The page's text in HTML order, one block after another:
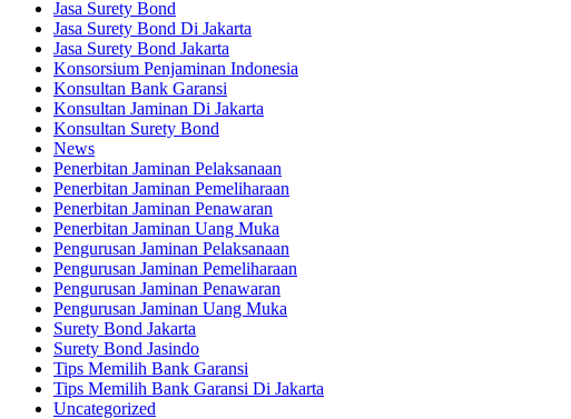
Jasa Surety Bond
Jasa Surety Bond Di Jakarta
Jasa Surety Bond Jakarta
Konsorsium Penjaminan Indonesia
Konsultan Bank Garansi
Konsultan Jaminan Di Jakarta
Konsultan Surety Bond
News
Penerbitan Jaminan Pelaksanaan
Penerbitan Jaminan Pemeliharaan
Penerbitan Jaminan Penawaran
Penerbitan Jaminan Uang Muka
Pengurusan Jaminan Pelaksanaan
Pengurusan Jaminan Pemeliharaan
Pengurusan Jaminan Penawaran
Pengurusan Jaminan Uang Muka
Surety Bond Jakarta
Surety Bond Jasindo
Tips Memilih Bank Garansi
Tips Memilih Bank Garansi Di Jakarta
Uncategorized